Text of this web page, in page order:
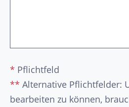
* Pflichtfeld
** Alternative Pflichtfelder:
bearbeiten zu können,